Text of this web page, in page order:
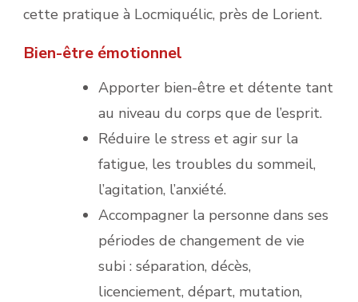
cette pratique à Locmiquélic, près de Lorient.
Bien-être émotionnel
Apporter bien-être et détente tant
au niveau du corps que de l’esprit.
Réduire le stress et agir sur la
fatigue, les troubles du sommeil,
l’agitation, l’anxiété.
Accompagner la personne dans ses
périodes de changement de vie
subi : séparation, décès,
licenciement, départ, mutation,